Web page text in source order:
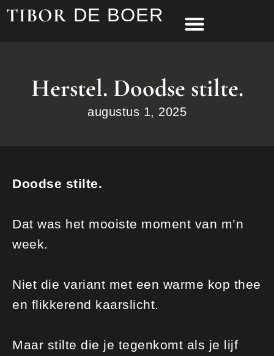
TIBOR DE BOER
Herstel. Doodse stilte.
augustus 1, 2025
Doodse stilte.
Dat was het mooiste moment van m’n
week.
Niet die variant met een warme kop thee
en flikkerend kaarslicht.
Maar stilte die je tegenkomt als je lijf